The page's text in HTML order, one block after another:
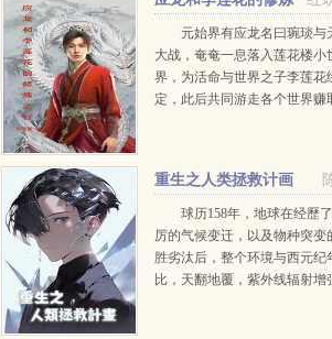
之行元始界有应龙名曰琬琰与
大战，奄奄一息落入莲花楼小
界，为活命与世界之子李莲花
定，此后共同游走各个世界赚
乔婉娩伤他心...
重生之人类拯救计画
球历158年，地球在经歷
厉的气候变迁，以及物种突变
胜劣汰后，整个环境与西元纪
比，天翻地覆，紫外线辐射增